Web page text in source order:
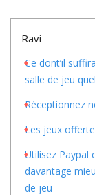
Ravi
Ce dont’il
salle de jeu
Réceptionnez
Les jeux
Utilisez Paypal
davantage
de jeu